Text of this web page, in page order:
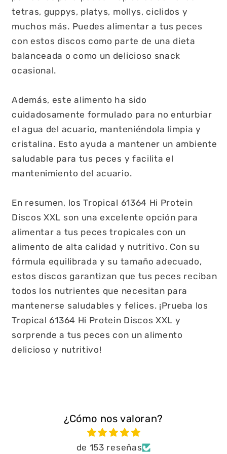
tetras, guppys, platys, mollys, ciclidos y
muchos más. Puedes alimentar a tus peces
con estos discos como parte de una dieta
balanceada o como un delicioso snack
ocasional.
Además, este alimento ha sido
cuidadosamente formulado para no enturbiar
el agua del acuario, manteniéndola limpia y
cristalina. Esto ayuda a mantener un ambiente
saludable para tus peces y facilita el
mantenimiento del acuario.
En resumen, los Tropical 61364 Hi Protein
Discos XXL son una excelente opción para
alimentar a tus peces tropicales con un
alimento de alta calidad y nutritivo. Con su
fórmula equilibrada y su tamaño adecuado,
estos discos garantizan que tus peces reciban
todos los nutrientes que necesitan para
mantenerse saludables y felices. ¡Prueba los
Tropical 61364 Hi Protein Discos XXL y
sorprende a tus peces con un alimento
delicioso y nutritivo!
¿Cómo nos valoran?
de 153 reseñas